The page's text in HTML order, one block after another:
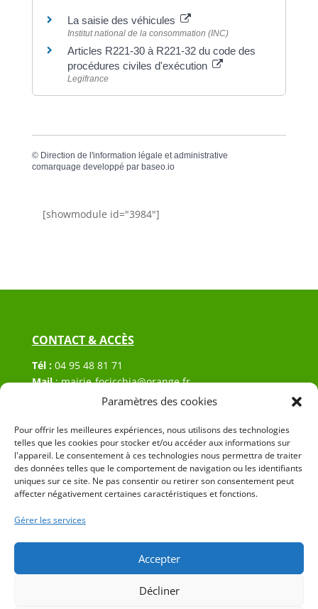
Paramètres des cookies
Pour offrir les meilleures expériences, nous utilisons des technologies
telles que les cookies pour stocker et/ou accéder aux informations sur
l'appareil. Le consentement à ces technologies nous permettra de traiter
des données telles que le comportement de navigation ou les identifiants
uniques sur ce site. Ne pas consentir ou retirer son consentement peut
affecter négativement certaines caractéristiques et fonctions.
Gérer les services
Accepter
Décliner
La saisie des véhicules
Institut national de la consommation (INC)
Articles R221-30 à R221-32 du code des
procédures civiles d'exécution
Legifrance
© Direction de l'information légale et administrative
comarquage developpé par baseo.io
[showmodule id="3984"]
CONTACT & ACCÈS
Tél : 04 95 48 81 71
Mail:mairie-focicchia@orange.fr
Hôtel de ville de Focicchia
20212 Focicchia